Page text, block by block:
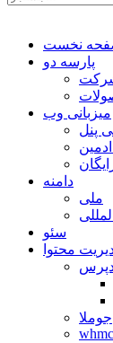
نخست
پارسه دو
شرکت
میزبانی وب
پنل
دامنه
ملی
سئو
محتوا
جوملا